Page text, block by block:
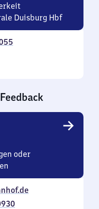
Duisburg Hbf
oder